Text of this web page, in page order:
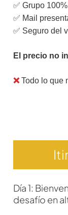
✅ Grupo
✅ Mail
✅ Seguro del
El precio no
❌Todo lo que
Día 1:
desafío en